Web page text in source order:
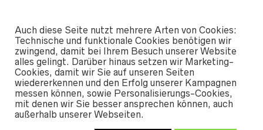
START/ PRODUKT FARBE / MAUVE
mauve
Auch diese Seite nutzt mehrere Arten von Cookies:
Technische und funktionale Cookies benötigen wir
zwingend, damit bei Ihrem Besuch unserer Website
alles gelingt. Darüber hinaus setzen wir Marketing-
Cookies, damit wir Sie auf unseren Seiten
wiedererkennen und den Erfolg unserer Kampagnen
messen können, sowie Personalisierungs-Cookies,
mit denen wir Sie besser ansprechen können, auch
außerhalb unserer Webseiten.